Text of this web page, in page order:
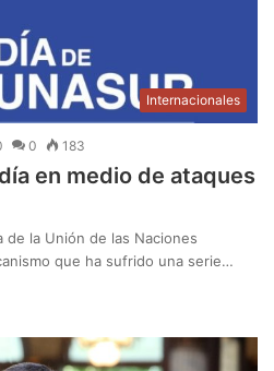
Internacionales
0 183
en medio de ataques
de la Unión de las Naciones
que ha sufrido una serie…